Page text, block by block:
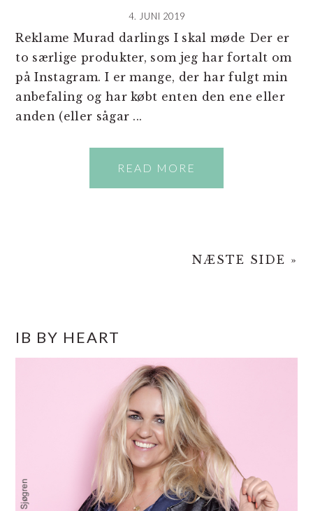
4. JUNI 2019
Reklame Murad darlings I skal møde Der er
to særlige produkter, som jeg har fortalt om
på Instagram. I er mange, der har fulgt min
anbefaling og har købt enten den ene eller
anden (eller sågar ...
READ MORE
NÆSTE SIDE »
SIDEBAR
IB BY HEART